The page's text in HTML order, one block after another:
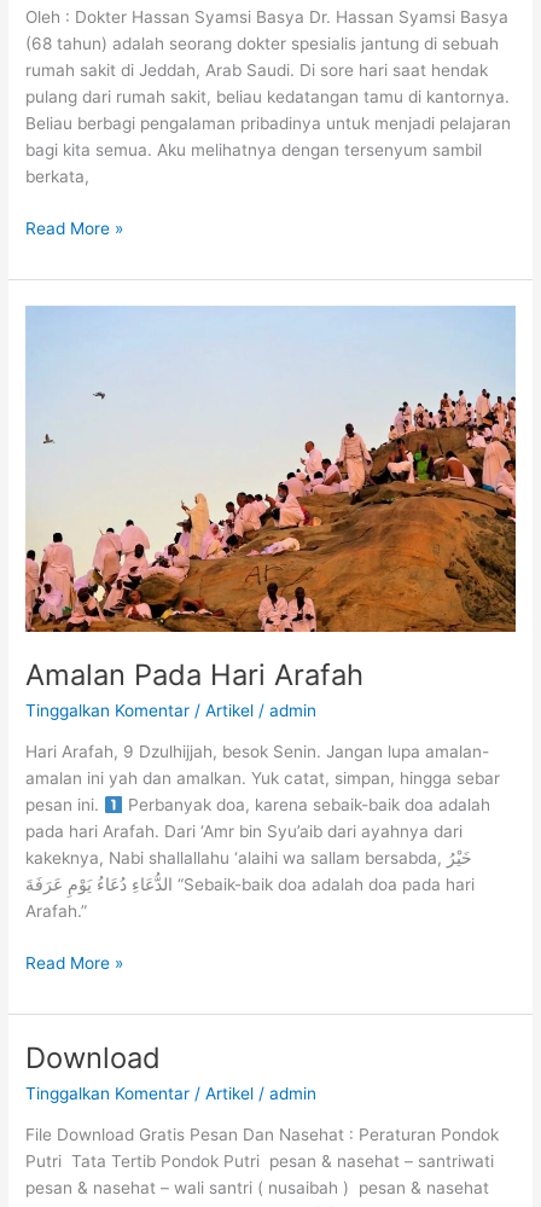
Oleh : Dokter Hassan Syamsi Basya Dr. Hassan Syamsi Basya
(68 tahun) adalah seorang dokter spesialis jantung di sebuah
rumah sakit di Jeddah, Arab Saudi. Di sore hari saat hendak
pulang dari rumah sakit, beliau kedatangan tamu di kantornya.
Beliau berbagi pengalaman pribadinya untuk menjadi pelajaran
bagi kita semua. Aku melihatnya dengan tersenyum sambil
berkata,
Keputusan
Bukan
Segalanya,
Mengapai
wa
jalla
Read More »
Amalan Pada Hari Arafah
Tinggalkan Komentar /Artikel /admin
Hari Arafah, 9 Dzulhijjah, besok Senin. Jangan lupa amalan-
amalan ini yah dan amalkan. Yuk catat, simpan, hingga sebar
pesan ini.
Perbanyak doa, karena sebaik-baik doa adalah
pada hari Arafah. Dari ‘Amr bin Syu’aib dari ayahnya dari
kakeknya, Nabi shallallahu ‘alaihi wa sallam bersabda, خَيْرُ
الدُّعَاءِ دُعَاءُ يَوْمِ عَرَفَةَ “Sebaik-baik doa adalah doa pada hari
Arafah.”
Amalan
Hari
Read More »
Download
Tinggalkan Komentar /Artikel /admin
File Download Gratis Pesan Dan Nasehat : Peraturan Pondok
Putri Tata Tertib Pondok Putri pesan & nasehat – santriwati
pesan & nasehat – wali santri ( nusaibah ) pesan & nasehat